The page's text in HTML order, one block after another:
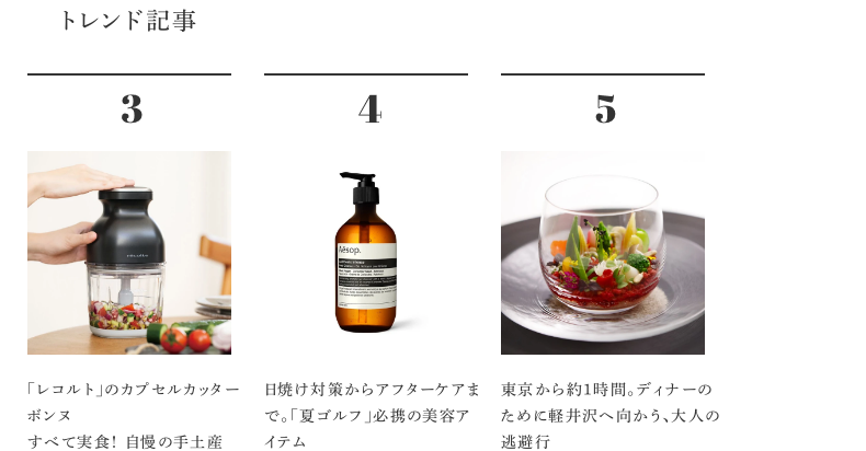
トレンド記事
「レコルト」のカプセルカッター
ボンヌ
すべて実食！ 自慢の手土産
日焼け対策からアフターケアま
で。「夏ゴルフ」必携の美容ア
イテム
東京から約1時間。ディナーの
ために軽井沢へ向かう、大人の
逃避行